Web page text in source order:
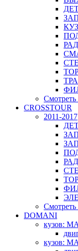
Смотреть
CROSSTOUR
2011-2017
Смотреть
DOMANI
кузов:
кузов: